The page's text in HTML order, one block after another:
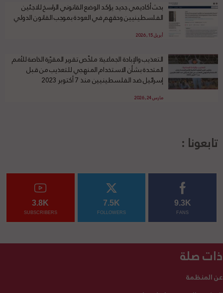
بحث أكاديمي جديد يؤكد الوضع القانوني الراسخ للاجئين
الفلسطينيين وحقهم في العودة بموجب القانون الدولي
أبريل 15, 2026
التعذيب والإبادة الجماعية: ملخّص تقرير المقرّرة الخاصة للأمم
المتحدة بشأن الاستخدام المنهجي للتعذيب من قبل
إسرائيل ضد الفلسطينيين منذ 7 أكتوبر 2023
مارس 24, 2026
تابعونا :
9.3K
FANS
7.5K
FOLLOWERS
3.8K
SUBSCRIBERS
ذات صلة
عن المنظمة